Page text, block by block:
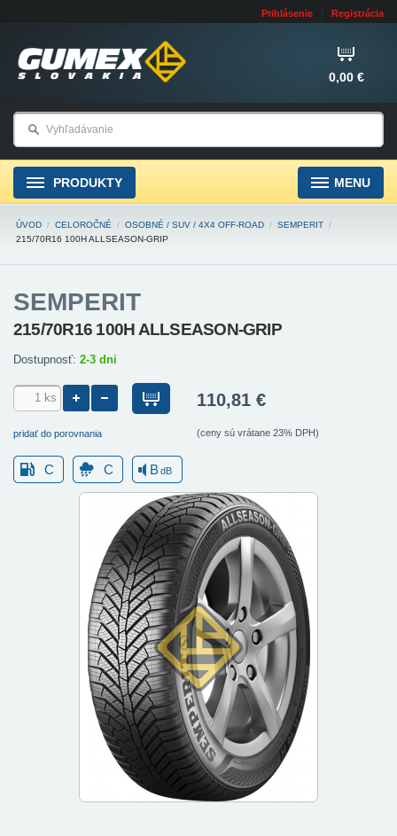
Prihlásenie Registrácia
0,00 €
PRODUKTY MENU
ÚVOD / CELOROČNÉ / OSOBNÉ / SUV / 4X4 OFF-ROAD / SEMPERIT /
215/70R16 100H ALLSEASON-GRIP
SEMPERIT
215/70R16 100H ALLSEASON-GRIP
Dostupnosť: 2-3 dni
pridať do porovnania
110,81 €
(ceny sú vrátane 23% DPH)
C C BdB